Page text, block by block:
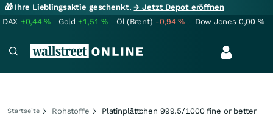
🎁 Ihre Lieblingsaktie geschenkt.→ Jetzt Depot eröffnen
DAX +0,44% Gold +1,51% Öl (Brent) -0,94% Dow Jones 0,00 %
Startseite Rohstoffe Platinplättchen 999.5/1000 fine or better